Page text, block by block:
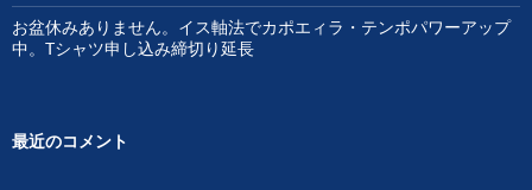
お盆休みありません。イス軸法でカポエィラ・テンポパワーアップ
中。Tシャツ申し込み締切り延長
最近のコメント